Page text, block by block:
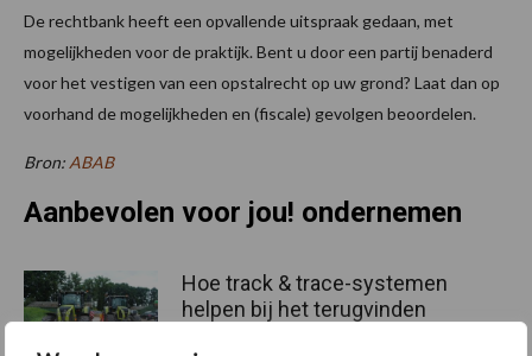
De rechtbank heeft een opvallende uitspraak gedaan, met
mogelijkheden voor de praktijk. Bent u door een partij benaderd
voor het vestigen van een opstalrecht op uw grond? Laat dan op
voorhand de mogelijkheden en (fiscale) gevolgen beoordelen.
Bron: ABAB
Aanbevolen voor jou! ondernemen
Hoe track & trace-systemen
helpen bij het terugvinden